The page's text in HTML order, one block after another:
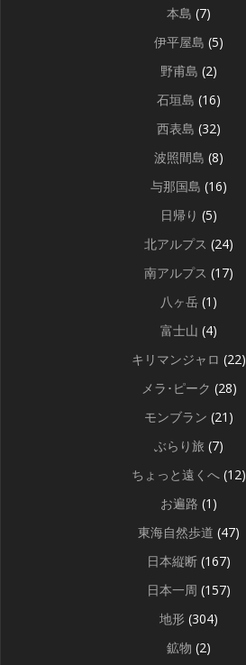
本島 (7)
伊平屋島 (5)
野甫島 (2)
石垣島 (16)
西表島 (32)
波照間島 (8)
与那国島 (16)
日帰り (5)
北アルプス (24)
南アルプス (17)
八ヶ岳 (1)
富士山 (4)
キリマンジャロ (22)
メラ･ピーク (28)
モンブラン (21)
ぶらり旅 (7)
ちょっと遠くへ (12)
お遍路 (1)
東海自然歩道 (47)
日本縦断 (167)
日本一周 (157)
地形 (304)
鉱物 (2)